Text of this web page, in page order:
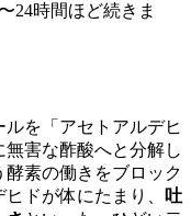
24時間ほど続きま
を「アセトアルデヒ
無害な酢酸へと分解し
素の働きをブロック
ドが体にたまり、
吐